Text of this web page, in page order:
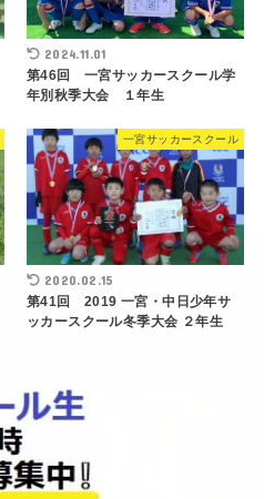
2024.11.01
第46回 一宮サッカースクール学
年別秋季大会 １年生
一宮サッカースクール
2020.02.15
第41回 2019 一宮・中日少年サ
ッカースクール冬季大会 ２年生